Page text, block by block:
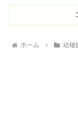
ホーム 幼稚